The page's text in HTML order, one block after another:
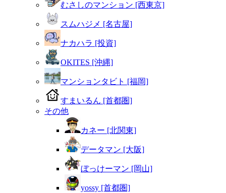
むさしのマンション [西東京]
スムハジメ [名古屋]
ナカハラ [投資]
OKITES [沖縄]
マンションタビト [福岡]
すまいるん [首都圏]
その他
カネー [北関東]
データマン [大阪]
ぼっけーマン [岡山]
yossy [首都圏]